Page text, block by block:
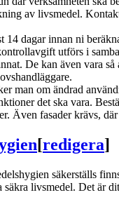
av livsmedel.
dagar innan ni
utförs i
De kan även vara
man om ändrad
det ska vara.
Även fasader krävs,
[redigera]
säkerställs
livsmedel. Det är